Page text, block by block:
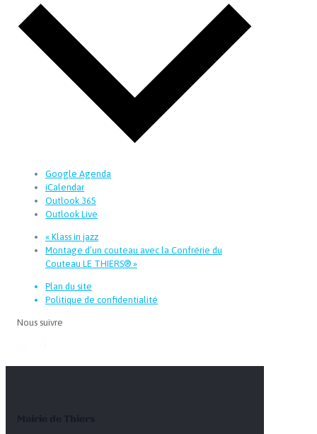
Google Agenda
iCalendar
Outlook 365
Outlook Live
« Klass in jazz
Montage d’un couteau avec la Confrérie du
Couteau LE THIERS® »
Plan du site
Politique de confidentialité
Nous suivre